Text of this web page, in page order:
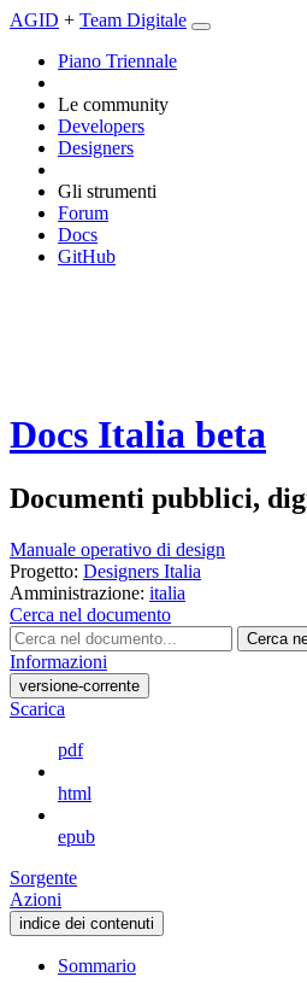
AGID + Team Digitale
Piano Triennale
Le community
Developers
Designers
Gli strumenti
Forum
Docs
GitHub
Docs Italia beta
Documenti pubblici,
Manuale operativo di design
Progetto: Designers Italia
Amministrazione: italia
Cerca nel documento
Cerca
Informazioni
versione-corrente
Scarica
pdf
html
epub
Sorgente
Azioni
indice dei contenuti
Sommario